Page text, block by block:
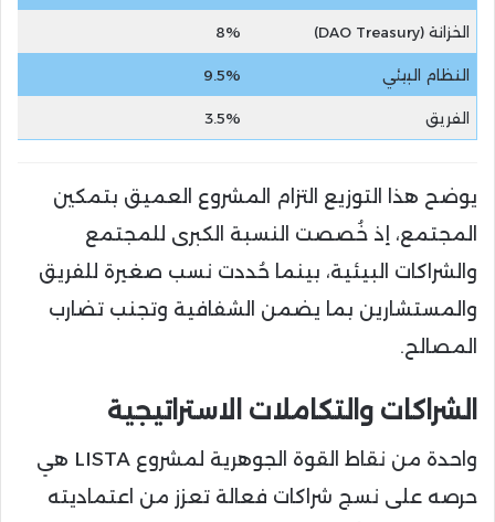
الخزانة (DAO Treasury) 8%
النظام البيئي 9.5%
الفريق 3.5%
يوضح هذا التوزيع التزام المشروع العميق بتمكين
المجتمع، إذ خُصصت النسبة الكبرى للمجتمع
والشراكات البيئية، بينما حُددت نسب صغيرة للفريق
والمستشارين بما يضمن الشفافية وتجنب تضارب
المصالح.
الشراكات والتكاملات الاستراتيجية
واحدة من نقاط القوة الجوهرية لمشروع LISTA هي
حرصه على نسج شراكات فعالة تعزز من اعتماديته